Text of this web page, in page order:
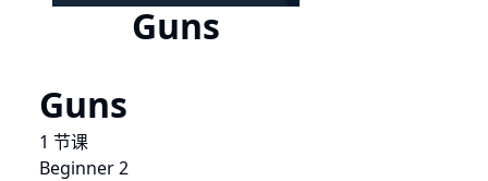
Guns
Guns
1 节课
Beginner 2